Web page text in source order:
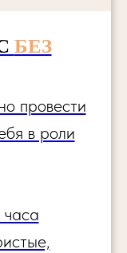
БЕЗ
провести
в роли
часа